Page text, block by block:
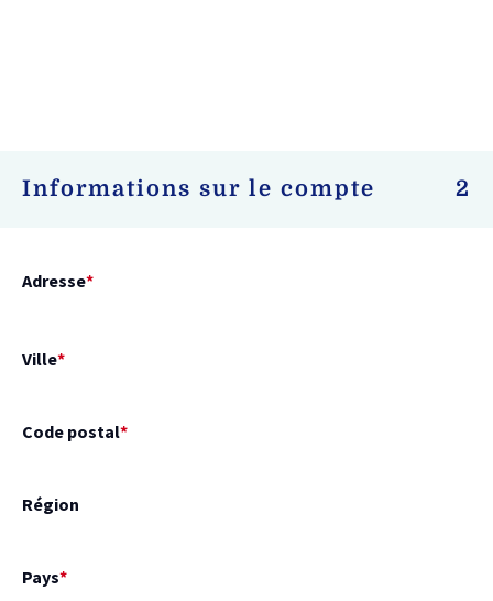
Informations sur le compte 2
Adresse*
Ville*
Code postal*
Région
Pays*